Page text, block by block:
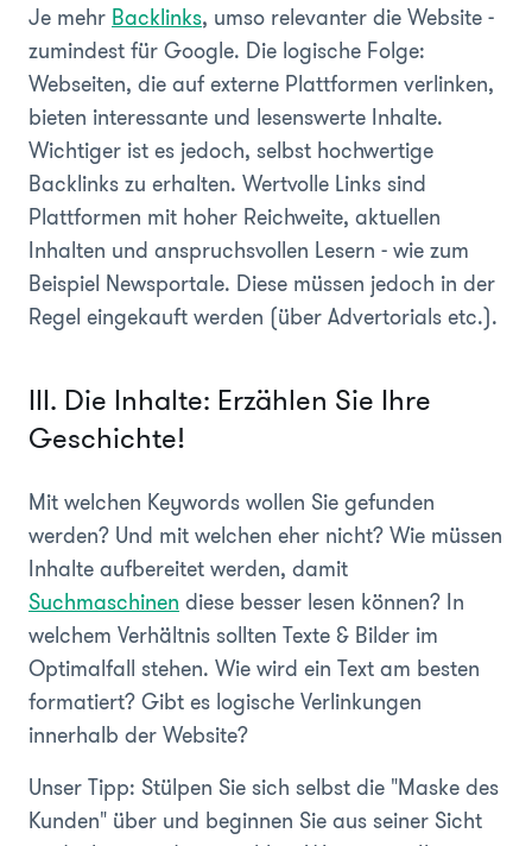
Je mehr Backlinks, umso relevanter die Website -
zumindest für Google. Die logische Folge:
Webseiten, die auf externe Plattformen verlinken,
bieten interessante und lesenswerte Inhalte.
Wichtiger ist es jedoch, selbst hochwertige
Backlinks zu erhalten. Wertvolle Links sind
Plattformen mit hoher Reichweite, aktuellen
Inhalten und anspruchsvollen Lesern - wie zum
Beispiel Newsportale. Diese müssen jedoch in der
Regel eingekauft werden (über Advertorials etc.).
III. Die Inhalte: Erzählen Sie Ihre
Geschichte!
Mit welchen Keywords wollen Sie gefunden
werden? Und mit welchen eher nicht? Wie müssen
Inhalte aufbereitet werden, damit
Suchmaschinen diese besser lesen können? In
welchem Verhältnis sollten Texte & Bilder im
Optimalfall stehen. Wie wird ein Text am besten
formatiert? Gibt es logische Verlinkungen
innerhalb der Website?
Unser Tipp: Stülpen Sie sich selbst die "Maske des
Kunden" über und beginnen Sie aus seiner Sicht